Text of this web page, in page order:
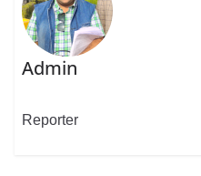
Admin
Reporter